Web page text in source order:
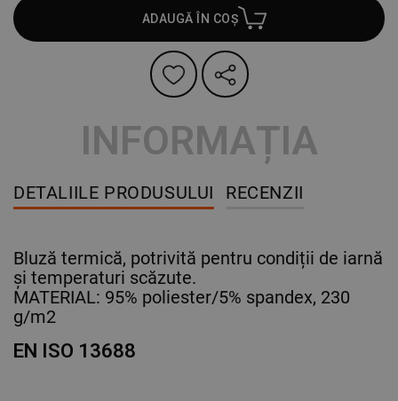
ADAUGĂ ÎN COȘ
INFORMAȚIA
DETALIILE PRODUSULUI RECENZII
Bluză termică, potrivită pentru condiții de iarnă
și temperaturi scăzute.
MATERIAL: 95% poliester/5% spandex, 230
g/m2
EN ISO 13688